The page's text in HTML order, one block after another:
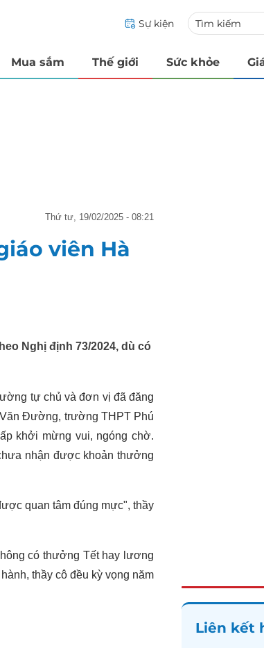
Sự kiện
Mua sắm Thế giới Sức khỏe
thứ tư, 19/02/2025 - 08:21
viên Hà
Nghị định 73/2024, dù có
tự chủ và đơn vị đã đăng
Đường, trường THPT Phú
khởi mừng vui, ngóng chờ.
nhận được khoản thưởng
quan tâm đúng mực", thầy
có thưởng Tết hay lương
thầy cô đều kỳ vọng năm
Liên kết